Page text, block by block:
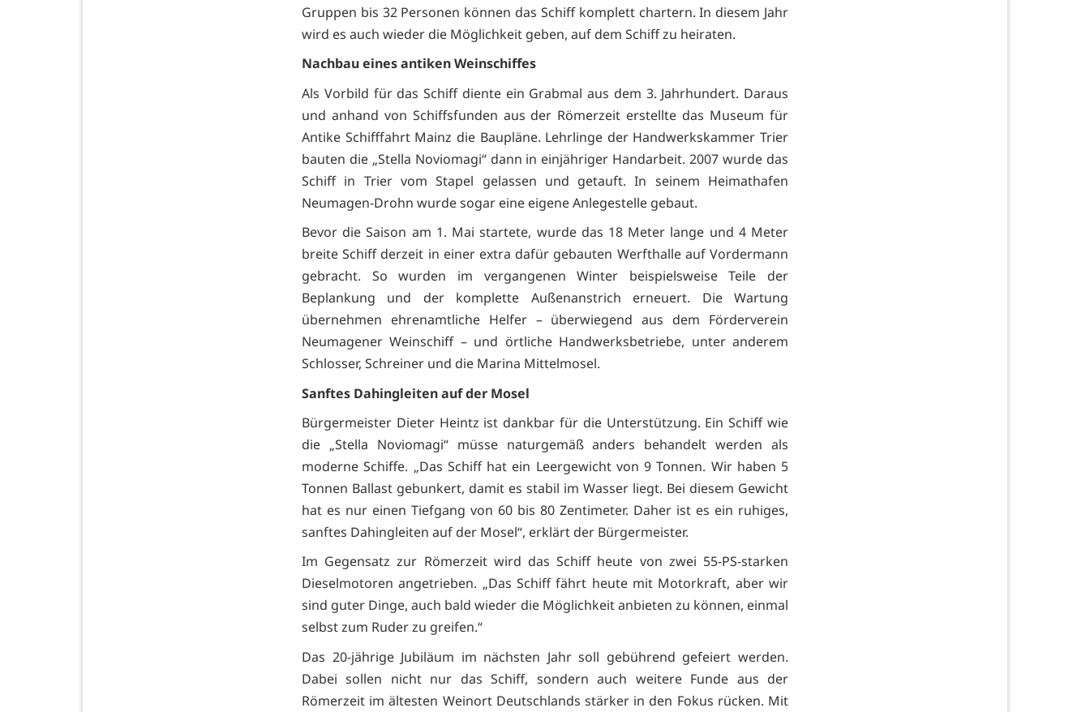
Gruppen bis 32 Personen können das Schiff komplett chartern. In diesem Jahr
wird es auch wieder die Möglichkeit geben, auf dem Schiff zu heiraten.
Nachbau eines antiken Weinschiffes
Als Vorbild für das Schiff diente ein Grabmal aus dem 3. Jahrhundert. Daraus
und anhand von Schiffsfunden aus der Römerzeit erstellte das Museum für
Antike Schifffahrt Mainz die Baupläne. Lehrlinge der Handwerkskammer Trier
bauten die „Stella Noviomagi“ dann in einjähriger Handarbeit. 2007 wurde das
Schiff in Trier vom Stapel gelassen und getauft. In seinem Heimathafen
Neumagen-Drohn wurde sogar eine eigene Anlegestelle gebaut.
Bevor die Saison am 1. Mai startete, wurde das 18 Meter lange und 4 Meter
breite Schiff derzeit in einer extra dafür gebauten Werfthalle auf Vordermann
gebracht. So wurden im vergangenen Winter beispielsweise Teile der
Beplankung und der komplette Außenanstrich erneuert. Die Wartung
übernehmen ehrenamtliche Helfer – überwiegend aus dem Förderverein
Neumagener Weinschiff – und örtliche Handwerksbetriebe, unter anderem
Schlosser, Schreiner und die Marina Mittelmosel.
Sanftes Dahingleiten auf der Mosel
Bürgermeister Dieter Heintz ist dankbar für die Unterstützung. Ein Schiff wie
die „Stella Noviomagi“ müsse naturgemäß anders behandelt werden als
moderne Schiffe. „Das Schiff hat ein Leergewicht von 9 Tonnen. Wir haben 5
Tonnen Ballast gebunkert, damit es stabil im Wasser liegt. Bei diesem Gewicht
hat es nur einen Tiefgang von 60 bis 80 Zentimeter. Daher ist es ein ruhiges,
sanftes Dahingleiten auf der Mosel“, erklärt der Bürgermeister.
Im Gegensatz zur Römerzeit wird das Schiff heute von zwei 55-PS-starken
Dieselmotoren angetrieben. „Das Schiff fährt heute mit Motorkraft, aber wir
sind guter Dinge, auch bald wieder die Möglichkeit anbieten zu können, einmal
selbst zum Ruder zu greifen.“
Das 20-jährige Jubiläum im nächsten Jahr soll gebührend gefeiert werden.
Dabei sollen nicht nur das Schiff, sondern auch weitere Funde aus der
Römerzeit im ältesten Weinort Deutschlands stärker in den Fokus rücken. Mit